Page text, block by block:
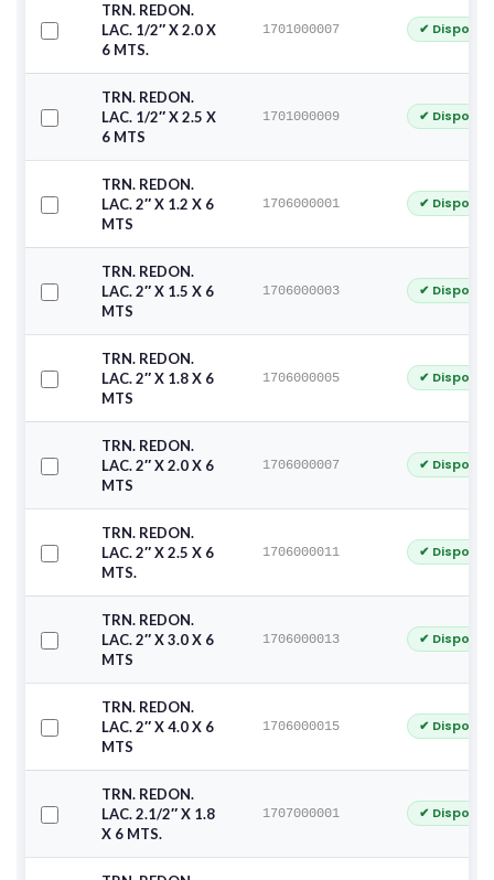
TRN. REDON.
LAC. 1/2″ X 2.0 X
6 MTS.
1701000007 ✔
TRN. REDON.
LAC. 1/2″ X 2.5 X
6 MTS
1701000009 ✔
TRN. REDON.
LAC. 2″ X 1.2 X 6
MTS
1706000001 ✔
TRN. REDON.
LAC. 2″ X 1.5 X 6
MTS
1706000003 ✔
TRN. REDON.
LAC. 2″ X 1.8 X 6
MTS
1706000005 ✔
TRN. REDON.
LAC. 2″ X 2.0 X 6
MTS
1706000007 ✔
TRN. REDON.
LAC. 2″ X 2.5 X 6
MTS.
1706000011 ✔
TRN. REDON.
LAC. 2″ X 3.0 X 6
MTS
1706000013 ✔
TRN. REDON.
LAC. 2″ X 4.0 X 6
MTS
1706000015 ✔
TRN. REDON.
LAC. 2.1/2″ X 1.8
X 6 MTS.
1707000001 ✔